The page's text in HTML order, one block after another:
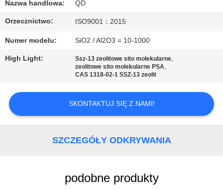
NAMI
AKTUALNOŚCI
SPRAWY
SITEMAP
Nazwa handlowa: QD
Orzecznictwo: ISO9001：2015
Numer modelu: SiO2 / Al2O3 = 10-1000
High Light: Ssz-13 zeolitowe sito molekularne,
zeolitowe sito molekularne PSA,
CAS 1318-02-1 SSZ-13 zeolit
SKONTAKTUJ SIĘ Z NAMI!
SZCZEGÓŁY ODKRYWANIA
podobne produkty